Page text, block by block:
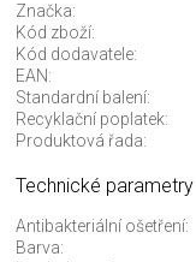
Značka:
Kód zboží:
Kód dodavatele:
EAN:
Standardní balení:
Recyklační poplatek:
Produktová řada:
Technické parametry
Antibakteriální ošetření:
Barva: